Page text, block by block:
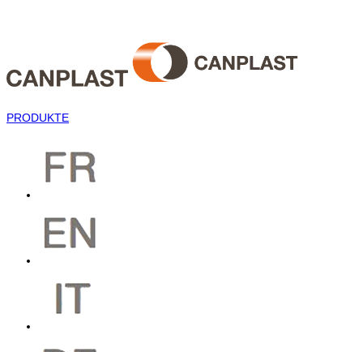
PRODUKTE